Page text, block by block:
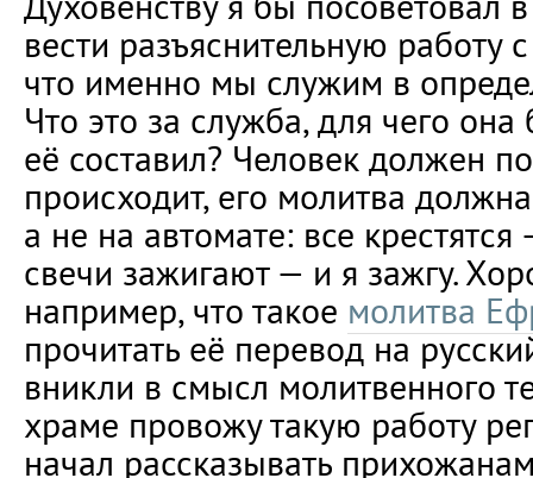
вести разъяснительную работу
что именно мы служим в
Что это за служба, для чего она
её составил? Человек должен
происходит, его молитва
а не на автомате: все
свечи зажигают — и я зажгу.
например, что такое молитва
прочитать её перевод на
вникли в смысл молитвенного
храме провожу такую работу
начал рассказывать